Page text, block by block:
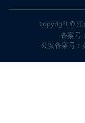
Copyright © 江
备案号：
公安备案号：